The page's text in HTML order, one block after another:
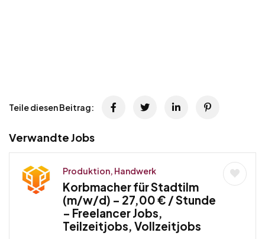
Teile diesen Beitrag:
Verwandte Jobs
Produktion, Handwerk
Korbmacher für Stadtilm
(m/w/d) – 27,00 € / Stunde
– Freelancer Jobs,
Teilzeitjobs, Vollzeitjobs